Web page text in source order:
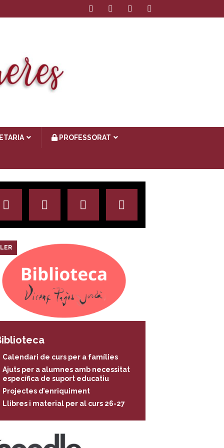
PROFESSORAT
Calendari de curs per a famílies
Ajuts per a alumnes amb necessitat
específica de suport educatiu
Projectes d’enriquiment
Llibres i material per al curs 26-27